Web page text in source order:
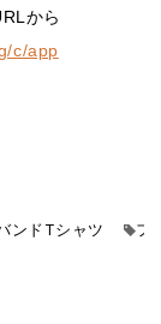
記のURLから
c/app
ンドTシャツ
フ